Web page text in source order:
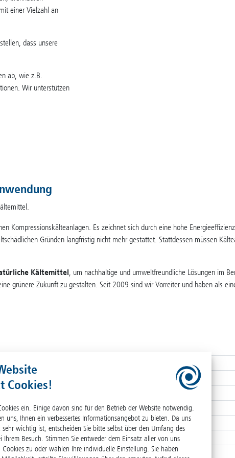
einer Vielzahl an
dass unsere
ab, wie z.B.
Wir unterstützen
Kompressionskälteanlagen. Es zeichnet sich durch eine hohe
Gründen langfristig nicht mehr gestattet. Stattdessen müssen
Kältemittel, um nachhaltige und umweltfreundliche Lösungen im
grünere Zukunft zu gestalten. Seit 2009 sind wir Vorreiter und haben als
Cookies!
ein. Einige davon sind für den Betrieb der Website notwendig.
uns, Ihnen ein verbessertes Informationsangebot zu bieten. Da uns
sehr wichtig ist, entscheiden Sie bitte selbst über den Umfang des
Ihrem Besuch. Stimmen Sie entweder dem Einsatz aller von uns
Cookies zu oder wählen Ihre individuelle Einstellung. Sie haben